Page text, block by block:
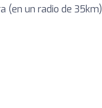
(en un radio de 35km)